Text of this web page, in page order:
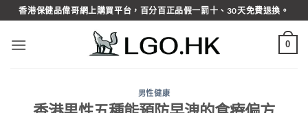
Skip
to
content
香港保健品偉哥網上購買平台，百分百正品假一罰十、30天免費退換。
0
男性健康